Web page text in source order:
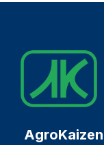
AgroKaizen